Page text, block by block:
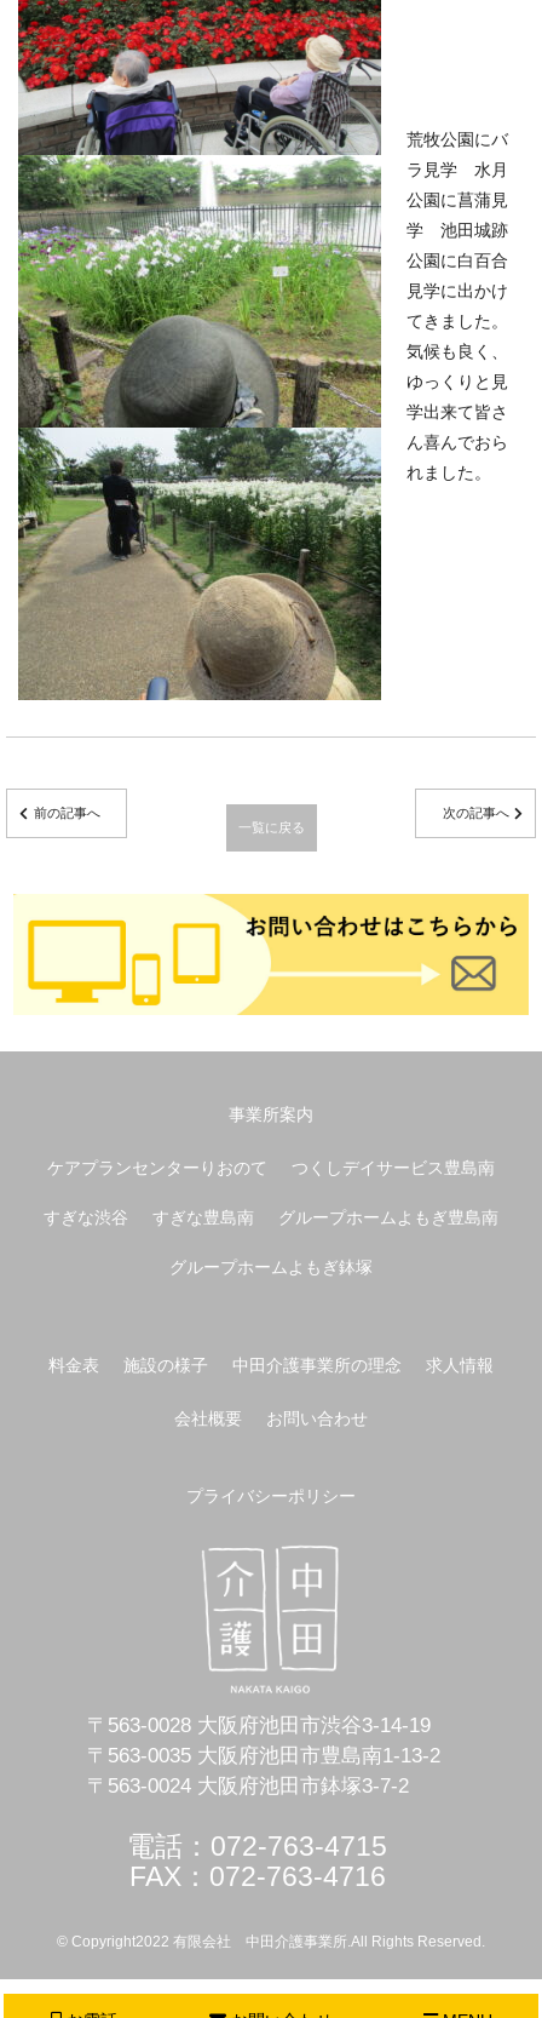
荒牧公園にバ
ラ見学 水月
公園に菖蒲見
学 池田城跡
公園に白百合
見学に出かけ
てきました。
気候も良く、
ゆっくりと見
学出来て皆さ
ん喜んでおら
れました。
前の記事へ
一覧に戻る
次の記事へ
事業所案内
ケアプランセンターりおのて つくしデイサービス豊島南
すぎな渋谷 すぎな豊島南 グループホームよもぎ豊島南
グループホームよもぎ鉢塚
料金表 施設の様子 中田介護事業所の理念 求人情報
会社概要 お問い合わせ
プライバシーポリシー
〒563-0028 大阪府池田市渋谷3-14-19
〒563-0035 大阪府池田市豊島南1-13-2
〒563-0024 大阪府池田市鉢塚3-7-2
電話：072-763-4715
FAX：072-763-4716
© Copyright2022 有限会社 中田介護事業所.All Rights Reserved.